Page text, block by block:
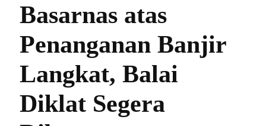
Basarnas atas
Penanganan Banjir
Langkat, Balai
Diklat Segera